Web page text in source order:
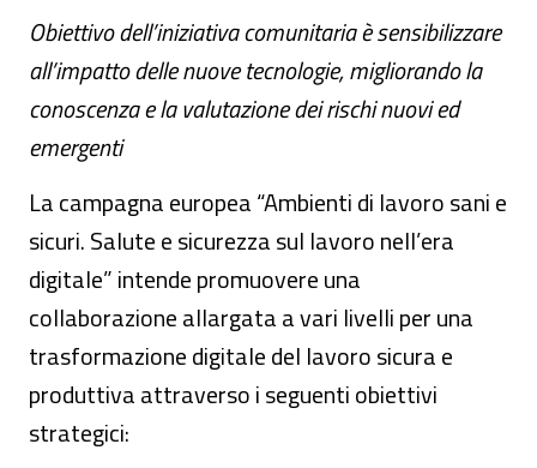
Obiettivo dell’iniziativa comunitaria è sensibilizzare
all’impatto delle nuove tecnologie, migliorando la
conoscenza e la valutazione dei rischi nuovi ed
emergenti
La campagna europea “Ambienti di lavoro sani e
sicuri. Salute e sicurezza sul lavoro nell’era
digitale” intende promuovere una
collaborazione allargata a vari livelli per una
trasformazione digitale del lavoro sicura e
produttiva attraverso i seguenti obiettivi
strategici: